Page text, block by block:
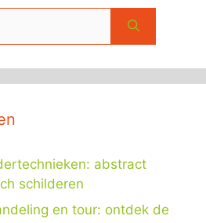
abstract
schilderen
en tour: ontdek de